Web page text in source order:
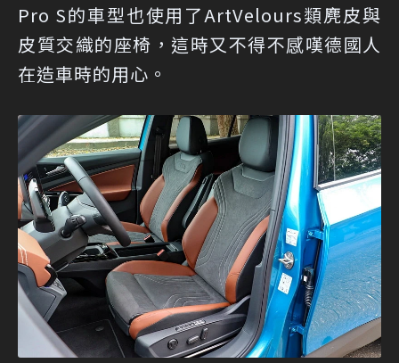
Pro S的車型也使用了ArtVelours類麂皮與
皮質交織的座椅，這時又不得不感嘆德國人
在造車時的用心。